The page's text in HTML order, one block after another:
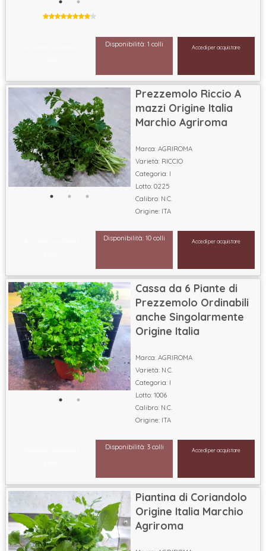
Disponibilità: 1 colli Accedi per acquistare
Prezzemolo Riccio A
mazzi Origine Italia
Marchio Agriroma
Marca: AGRIROMA
Varietà: RICCIO
Categoria: I
Lotto: 0225
Calibro: N.C.
Origine: ITA
Disponibilità: 10 colli Accedi per acquistare
Cassa da 6 Piante di
Prezzemolo Ordinabili
anche Singolarmente
Origine Italia
Marca: AGRIROMA
Varietà: N.C.
Categoria: I
Lotto: 1006
Calibro: N.C.
Origine: ITA
Disponibilità: 3 colli Accedi per acquistare
Piantina di Coriandolo
Origine Italia Marchio
Agriroma